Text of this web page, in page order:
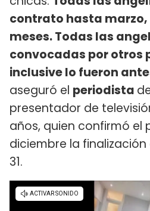
contrato hasta
meses. Todas las
convocadas por otros
inclusive lo fueron
aseguró el periodista
presentador de
años, quien confirmó el
diciembre la finalización
31.